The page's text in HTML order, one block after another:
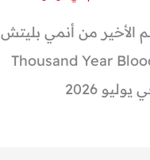
الأخير من أنمي بليتش
Thousand Year
2026